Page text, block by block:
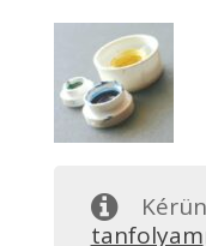
tanfolyam